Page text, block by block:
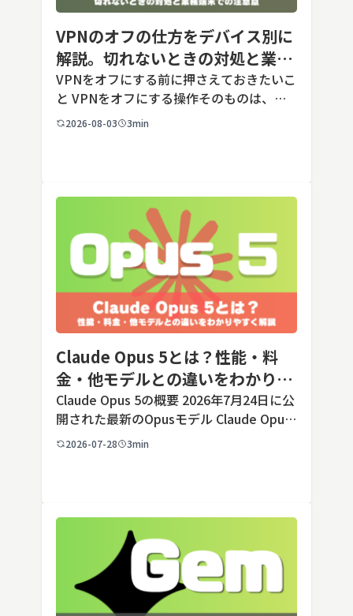
VPNのオフの仕方をデバイス別に
解説。切れないときの対処と業務
端末での注意点
VPNをオフにする前に押さえておきたいこ
と VPNをオフにする操作そのものは、ど
の端末でも数タップから数クリックで完了
2026-08-03 3min
Claude Opus 5とは？性能・料
金・他モデルとの違いをわかりや
すく解説
Claude Opus 5の概要 2026年7月24日に公
開された最新のOpusモデル Claude Opus
5は、米国のAI企業Anthropic（アンソロピ
2026-07-28 3min